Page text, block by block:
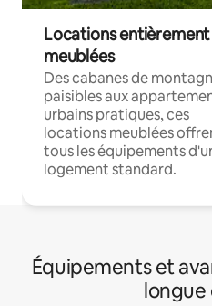
Locations entièrement
meublées
Des cabanes de
paisibles aux
urbains pratiques, ces
locations meublées
tous les équipements
logement standard.
Équipements et
longue